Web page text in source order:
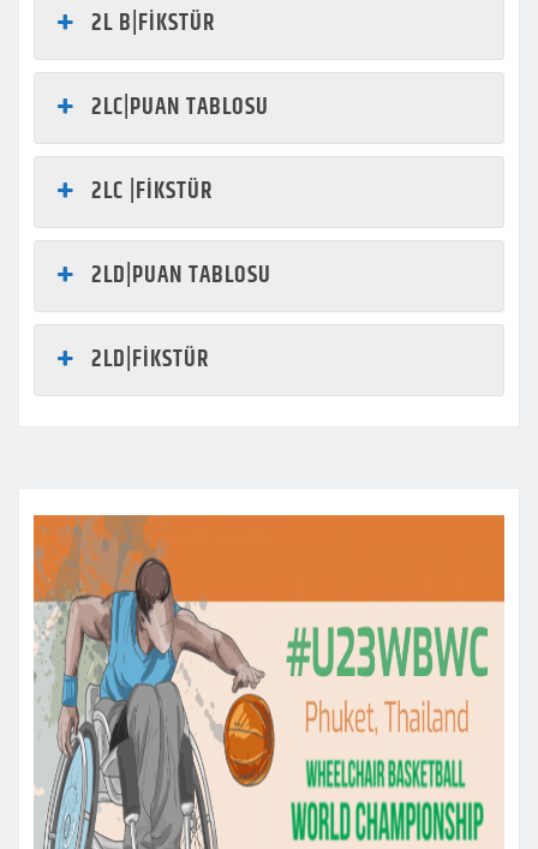
2L B|FİKSTÜR
2LC|PUAN TABLOSU
2LC |FİKSTÜR
2LD|PUAN TABLOSU
2LD|FİKSTÜR